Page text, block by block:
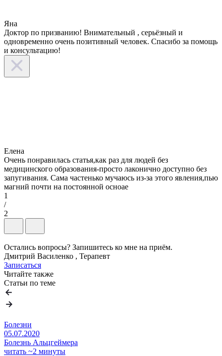
Яна
Доктор по призванию! Внимательный , серьёзный и
одновременно очень позитивный человек. Спасибо за помощь
и консультацию!
Елена
Очень понравилась статья,как раз для людей без
медицинского образования-просто лаконично доступно без
запугивания. Сама частенько мучаюсь из-за этого явления,пью
магний почти на постоянной осноае
1
/
2
Остались вопросы? Запишитесь ко мне на приём.
Дмитрий Василенко , Терапевт
Записаться
Читайте также
Статьи по теме
Болезни
05.07.2020
Болезнь Альцгеймера
читать ~2 минуты